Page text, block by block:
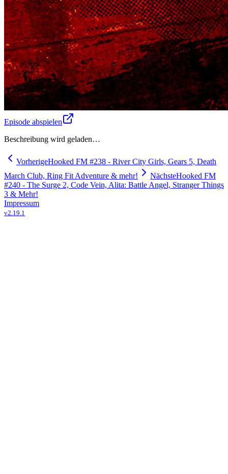
Episode abspielen
Beschreibung wird geladen…
VorherigeHooked FM #238 - River City Girls, Gears 5, Death
March Club, Ring Fit Adventure & mehr!
NächsteHooked FM
#240 - The Surge 2, Code Vein, Alita: Battle Angel, Stranger Things
3 & Mehr!
Impressum
v2.19.1